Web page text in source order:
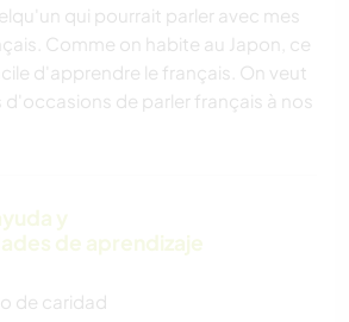
qui pourrait parler avec mes
Comme on habite au Japon, ce
d'apprendre le français. On veut
d'occasions de parler français à nos
y
de aprendizaje
de caridad